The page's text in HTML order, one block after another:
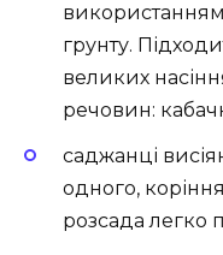
використанням
грунту.
великих
речовин:
саджанці
одного,
розсада легко